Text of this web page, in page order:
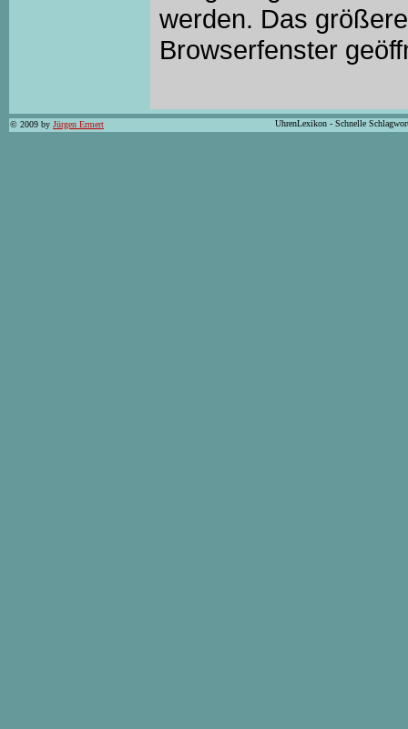
werden. Das
Browserfenster
© 2009 by Jürgen Ermert UhrenLexikon - Schnelle